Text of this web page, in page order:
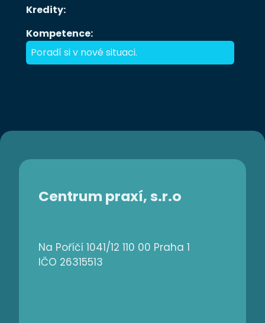
Kredity:
Kompetence:
Poradí si v nové situaci.
Centrum praxí, s.r.o
Na Poříčí 1041/12 110 00 Praha 1
IČO 26315513